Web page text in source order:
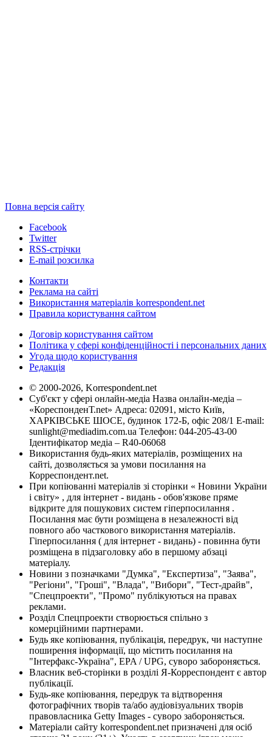
Повна версія сайту
Facebook
Twitter
RSS-стрічки
E-mail розсилка
Контакти
Реклама на сайті
Використання матеріалів korrespondent.net
Правила користування сайтом
Договір користування сайтом
Політика у сфері конфіденційності і персональних даних
Угода щодо користування
Редакція
© 2000-2026, Korrespondent.net
Суб'єкт у сфері онлайн-медіа Назва онлайн-медіа –
«КореспонденТ.net» Адреса: 02091, місто Київ,
ХАРКІВСЬКЕ ШОСЕ, будинок 172-Б, офіс 208/1 E-mail:
sunlight@mediadim.com.ua Телефон: 044-205-43-00
Ідентифікатор медіа – R40-06068
Використання будь-яких матеріалів, розміщених на
сайті, дозволяється за умови посилання на
Корреспондент.net.
При копіюванні матеріалів зі сторінки « Новини України
і світу» , для інтернет - видань - обов'язкове пряме
відкрите для пошукових систем гіперпосилання .
Посилання має бути розміщена в незалежності від
повного або часткового використання матеріалів.
Гіперпосилання ( для інтернет - видань) - повинна бути
розміщена в підзаголовку або в першому абзаці
матеріалу.
Новини з позначками "Думка", "Експертиза", "Заява",
"Регіони", "Гроші", "Влада", "Вибори", "Тест-драйв",
"Спецпроекти", "Промо" публікуються на правах
реклами.
Розділ Спецпроекти створюється спільно з
комерційними партнерами.
Будь яке копіювання, публікація, передрук, чи наступне
поширення інформації, що містить посилання на
"Інтерфакс-Україна", EPA / UPG, суворо забороняється.
Власник веб-сторінки в розділі Я-Корреспондент є автор
публікації.
Будь-яке копіювання, передрук та відтворення
фотографічних творів та/або аудіовізуальних творів
правовласника Getty Images - суворо забороняється.
Матеріали сайту korrespondent.net призначені для осіб